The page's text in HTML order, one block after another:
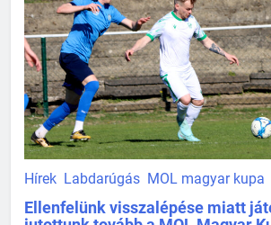
Hírek Labdarúgás MOL magyar kupa
Ellenfelünk visszalépése miatt